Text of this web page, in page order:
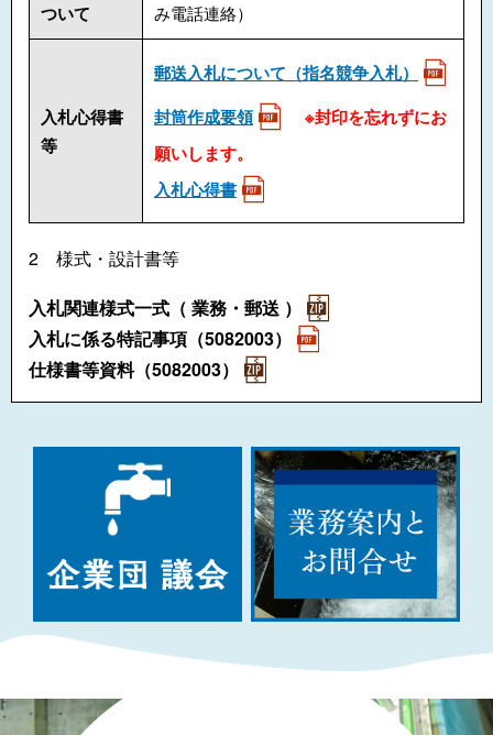
ついて
み電話連絡）
入札心得書
等
郵送入札について（指名競争入札）
封筒作成要領
※封印を忘れずにお
願いします。
入札心得書
2 様式・設計書等
入札関連様式一式（ 業務・郵送 ）
入札に係る特記事項（5082003）
仕様書等資料（5082003）